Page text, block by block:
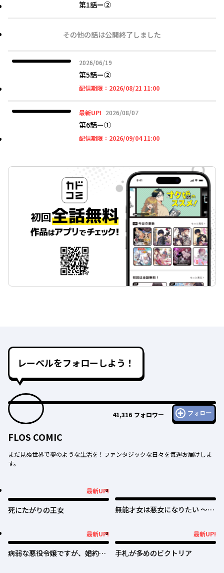
第1話ー②
その他の話は公開終了しました
2026/06/19
2026年06月19日
第5話ー②
配信期限： 2026/08/21 11:002026年08月21日 11時
最新UP! 2026/08/07
2026年08月07日
第6話ー①
配信期限： 2026/09/04 11:002026年09月04日 11時
レーベルをフォローしよう！
41,316 フォロワー フォロー
FLOS COMIC
まだ見ぬ世界で夢のような生活を！ファンタジックな日々を毎週お届けしま
す。
最新UP!
死にたがりの王女
無能才女は悪女になりたい ～義
爵様の溺愛に気づかない～
最新UP!
病弱な悪役令嬢ですが、婚約者
最新UP!
手札が多めのビクトリア